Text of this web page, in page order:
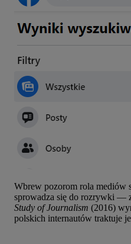
Wbrew pozorom rola mediów
sprowadza się do rozrywki —
Study of Journalism (2016)
polskich internautów traktuje